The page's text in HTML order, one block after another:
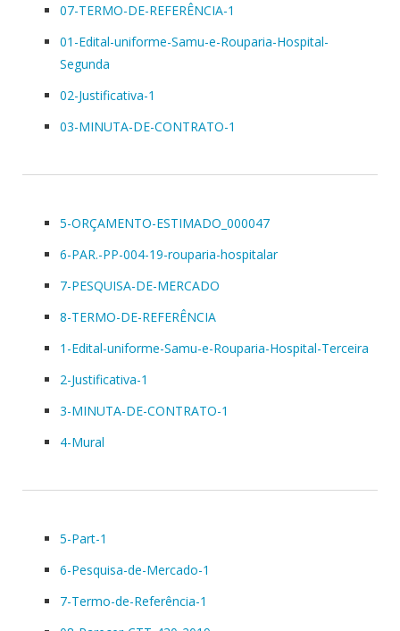
07-TERMO-DE-REFERÊNCIA-1
01-Edital-uniforme-Samu-e-Rouparia-Hospital-
Segunda
02-Justificativa-1
03-MINUTA-DE-CONTRATO-1
5-ORÇAMENTO-ESTIMADO_000047
6-PAR.-PP-004-19-rouparia-hospitalar
7-PESQUISA-DE-MERCADO
8-TERMO-DE-REFERÊNCIA
1-Edital-uniforme-Samu-e-Rouparia-Hospital-Terceira
2-Justificativa-1
3-MINUTA-DE-CONTRATO-1
4-Mural
5-Part-1
6-Pesquisa-de-Mercado-1
7-Termo-de-Referência-1